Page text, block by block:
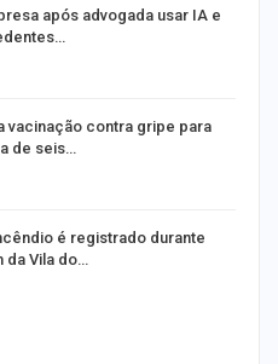
após advogada usar IA e
vacinação contra gripe para
de seis…
é registrado durante
da Vila do…